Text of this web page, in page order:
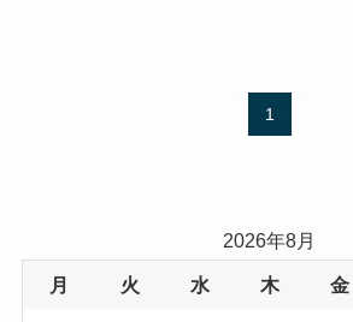
1
2026年8月
月 火 水 木 金